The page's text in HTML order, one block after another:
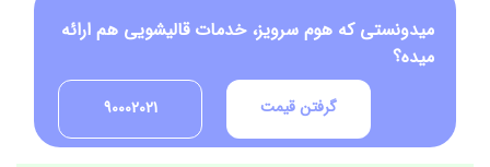
میدونستی که هوم سرویز، خدمات قالیشویی هم ارائه
میده؟
90002021 گرفتن قیمت